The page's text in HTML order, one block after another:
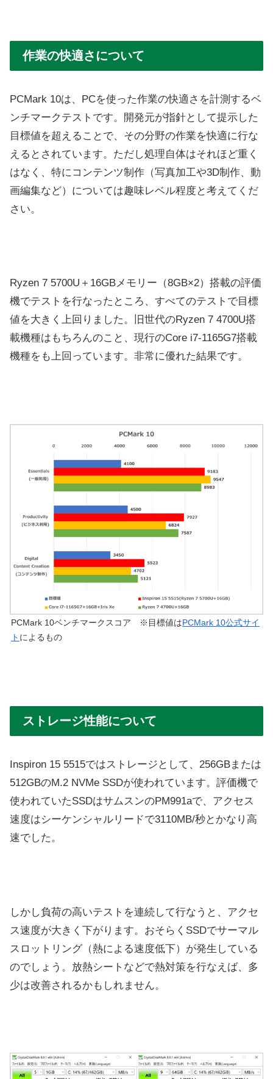
作業の快適さについて
PCMark 10は、PCを使った作業の快適さを計測するベ
ンチマークテストです。開発元が指針として提示した
目標値を超えることで、その分野の作業を快適に行な
えるとされています。ただし処理自体はそれほど重く
はなく、特にコンテンツ制作（写真加工や3D制作、動
画編集など）については趣味レベル程度と考えてくだ
さい。
Ryzen 7 5700U＋16GBメモリー（8GB×2）搭載の評価
機でテストを行なったところ、すべてのテストで目標
値を大きく上回りました。旧世代のRyzen 7 4700U搭
載機種はもちろんのこと、現行のCore i7-1165G7搭載
機種をも上回っています。非常に優れた結果です。
PCMark 10ベンチマークスコア ※目標値は PCMark 10公式サイ
ト によるもの
ストレージ性能について
Inspiron 15 5515ではストレージとして、256GBまたは
512GBのM.2 NVMe SSDが使われています。評価機で
使われていたSSDはサムスンのPM991aで、アクセス
速度はシーケンシャルリードで3110MB/秒とかなり高
速でした。
しかし負荷の高いテストを連続して行なうと、アクセ
ス速度が大きく下がります。おそらくSSDでサーマル
スロットリング（熱による速度低下）が発生している
のでしょう。放熱シートなどで熱対策を行なえば、多
少は改善されるかもしれません。